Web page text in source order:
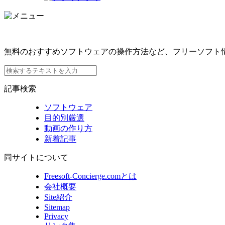
無料のおすすめソフトウェアの操作方法など、フリーソフト
記事検索
ソフトウェア
目的別厳選
動画の作り方
新着記事
同サイトについて
Freesoft-Concierge.comとは
会社概要
Site紹介
Sitemap
Privacy